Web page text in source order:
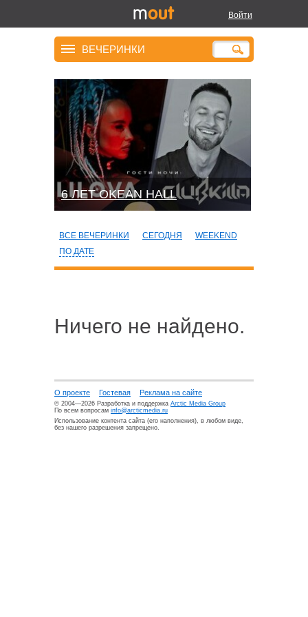
Войти
ВЕЧЕРИНКИ
6 ЛЕТ OKEAN HALL
ВСЕ ВЕЧЕРИНКИ СЕГОДНЯ
WEEKEND
ПО ДАТЕ
Ничего не найдено.
О проекте Гостевая Реклама на сайте
© 2004—2026 Разработка и поддержка Arctic Media Group
По всем вопросам info@arcticmedia.ru
Использование контента сайта (его наполнения), в любом виде,
без нашего разрешения запрещено.